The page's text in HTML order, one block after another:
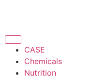
CASE
Chemicals
Nutrition